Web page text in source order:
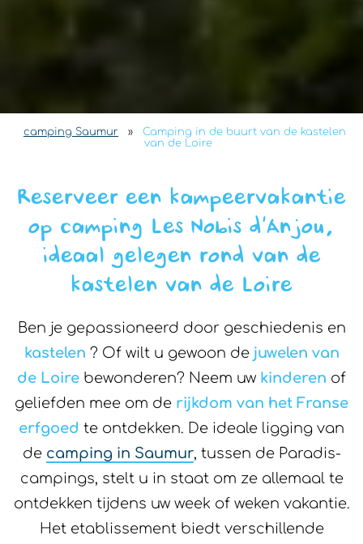
camping Saumur »
Camping in de buurt van de kastelen
van de Loire
Reserveer een kampeervakantie
op camping Les Nobis d’Anjou,
ideaal gelegen rond van de
kastelen van de Loire
Ben je gepassioneerd door geschiedenis en
kastelen ? Of wilt u gewoon de juwelen van
de Loire bewonderen? Neem uw kinderen of
geliefden mee om de rijkdom van het Franse
erfgoed te ontdekken. De ideale ligging van
de camping in Saumur, tussen de Paradis-
campings, stelt u in staat om ze allemaal te
ontdekken tijdens uw week of weken vakantie.
Het etablissement biedt verschillende